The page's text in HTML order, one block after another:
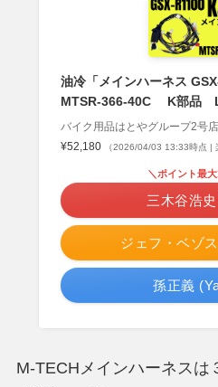
油冷「メインハーネス
MTSR-366-40C K部品
バイク用品はとやグループ2号店
¥52,180
（2026/04/03 13:33時点 |
ジェフ・ベゾ
＼ポイント最
三木谷浩
孫正義
M-TECHメインハーネスは